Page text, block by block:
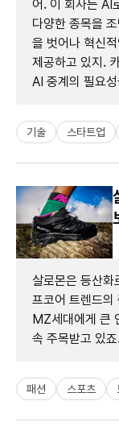
어. 이 회사는 AI
다양한 종목을
을 벗어나 혁신
제공하고 있지.
AI 중계의 필요
기술 스타트업
살로몬은 등산화
프코어 트렌드의
MZ세대에게 큰
속 주목받고 있
패션 스포츠